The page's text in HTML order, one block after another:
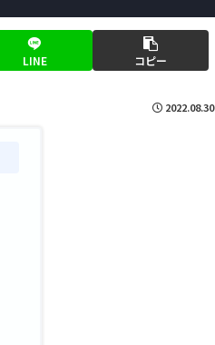
LINE コピー
2022.08.30